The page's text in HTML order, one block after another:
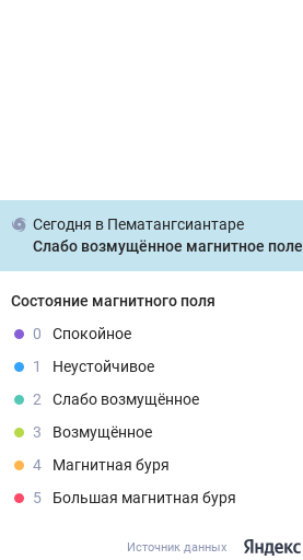
Сегодня в Пематангсиантаре
Слабо возмущённое магнитное поле
Состояние магнитного поля
0
Спокойное
1
Неустойчивое
2
Слабо возмущённое
3
Возмущённое
4
Магнитная буря
5
Большая магнитная буря
Источник данных